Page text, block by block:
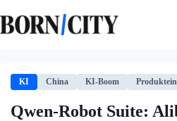
Inhalt
springen
KI China KI-Boom
Qwen-Robot Suite: